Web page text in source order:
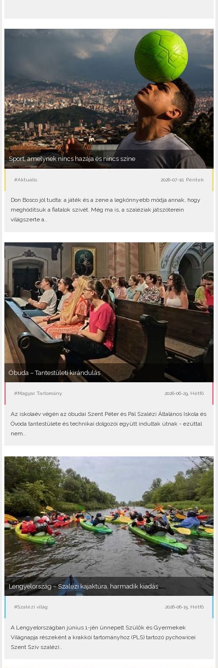
Sport, amelynek nincs hazája és nincs színe
#Aktuális 2026-07-10, Péntek
Don Bosco jól tudta: a játék és a zene a legkönnyebb módja annak, hogy
meghódítsuk a fiatalok szívét. Még ma is, a szaléziak játszóterein
világszerte a..
Óbuda – Tantestületi kirándulás
#Magyar Tartomány 2026-06-29, Hétfő
Az iskolaév végén az óbudai Szent Péter és Pál Szalézi Általános Iskola és
Óvoda tantestülete és technikai dolgozói együtt indultak útnak - ezúttal
nem..
Lengyelország – Szalézi kajaktúra, harmadik kiadás
#Szalézi világ 2026-06-15, Hétfő
A Lengyelországban június 1-jén ünnepelt Szülők és Gyermekek
Világnapja részeként a krakkói tartományhoz (PLS) tartozó pychowicei
Szent Szív szalézi..